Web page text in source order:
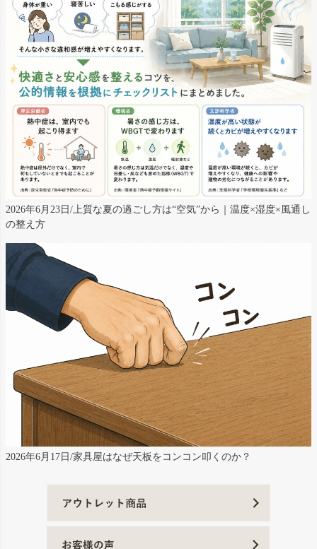
2026年6月23日/上質な夏の過ごし方は“空気”から｜温度×湿度×風通し
の整え方
2026年6月17日/家具屋はなぜ天板をコンコン叩くのか？